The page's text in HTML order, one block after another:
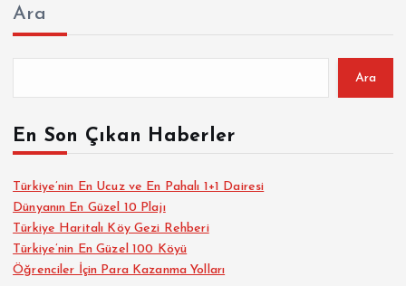
Ara
Ara
En Son Çıkan Haberler
Türkiye’nin En Ucuz ve En Pahalı 1+1 Dairesi
Dünyanın En Güzel 10 Plajı
Türkiye Haritalı Köy Gezi Rehberi
Türkiye’nin En Güzel 100 Köyü
Öğrenciler İçin Para Kazanma Yolları